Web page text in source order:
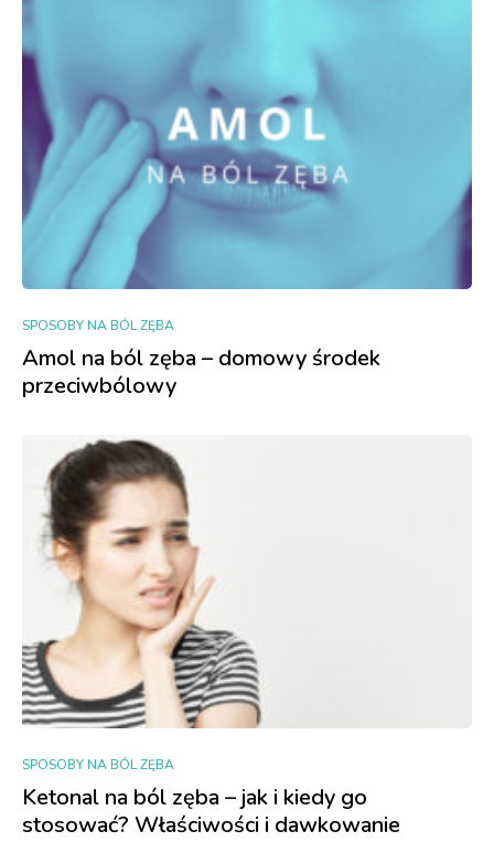
SPOSOBY NA BÓL ZĘBA
Amol na ból zęba – domowy środek
przeciwbólowy
SPOSOBY NA BÓL ZĘBA
Ketonal na ból zęba – jak i kiedy go
stosować? Właściwości i dawkowanie